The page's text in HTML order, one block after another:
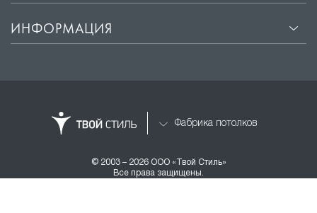
ИНФОРМАЦИЯ
Фабрика потолков
© 2003 – 2026 ООО «Твой Стиль»
Все права защищены.